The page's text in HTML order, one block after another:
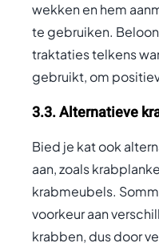
wekken en hem
te gebruiken.
traktaties telkens
gebruikt, om
3.3. Alternatieve
Bied je kat ook
aan, zoals
krabmeubels.
voorkeur aan
krabben, dus door